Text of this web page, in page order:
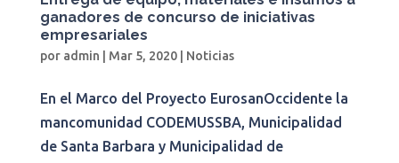
ganadores de concurso de iniciativas
empresariales
por admin Mar 5, 2020| Noticias
En el Marco del Proyecto EurosanOccidente la
mancomunidad CODEMUSSBA, Municipalidad
de Santa Barbara y Municipalidad de